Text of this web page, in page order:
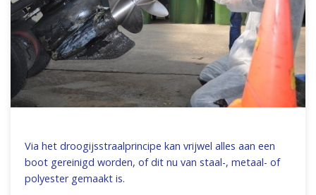
Via het droogijsstraalprincipe kan vrijwel alles aan een
boot gereinigd worden, of dit nu van staal-, metaal- of
polyester gemaakt is.